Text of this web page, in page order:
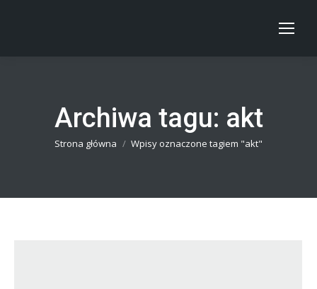
Archiwa tagu: akt
Jesteś tutaj:
Strona główna Wpisy oznaczone tagiem "akt"